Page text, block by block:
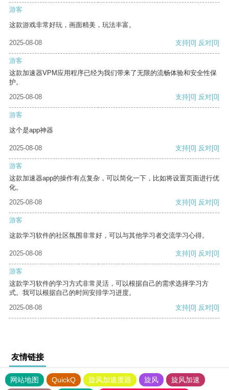
游客
这款游戏非常好玩，画面精美，玩法丰富。
2025-08-08 支持[0] 反对[0]
游客
这款加速器VPM应用程序已经为我们带来了无限的流畅体验和安全性保
护。
2025-08-08
支持[0] 反对[0]
游客
这个是app神器
2025-08-08 支持[0] 反对[0]
游客
这款加速器app的操作有点复杂，可以简化一下，比如将设置页面进行优
化。
2025-08-08
支持[0] 反对[0]
游客
这款学习软件的社区氛围非常好，可以与其他学习者交流学习心得。
2025-08-08 支持[0] 反对[0]
游客
这款学习软件的学习方式非常灵活，可以根据自己的需求选择学习方
式。我可以根据自己的时间安排学习进度。
2025-08-08
支持[0] 反对[0]
友情链接
网站地图 QuickQ 旋风加速度器 旋风 旋风加速